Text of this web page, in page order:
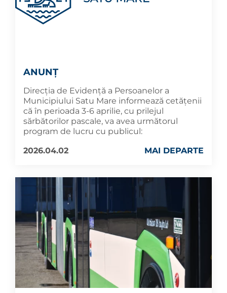
ANUNȚ
Direcția de Evidență a Persoanelor a
Municipiului Satu Mare informează cetățenii
că în perioada 3-6 aprilie, cu prilejul
sărbătorilor pascale, va avea următorul
program de lucru cu publicul:
2026.04.02
MAI DEPARTE